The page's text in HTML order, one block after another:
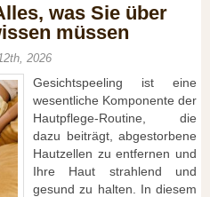
was Sie über
müssen
2026
Gesichtspeeling ist eine
wesentliche Komponente der
Hautpflege-Routine, die
dazu beiträgt, abgestorbene
Hautzellen zu entfernen und
Ihre Haut strahlend und
gesund zu halten. In diesem